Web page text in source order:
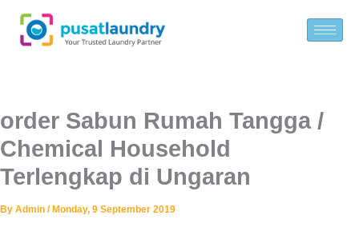
content
order Sabun Rumah Tangga /
Chemical Household
Terlengkap di Ungaran
By Admin /Monday, 9 September 2019